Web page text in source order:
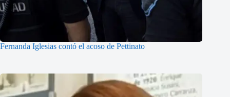
Fernanda Iglesias contó el acoso de Pettinato